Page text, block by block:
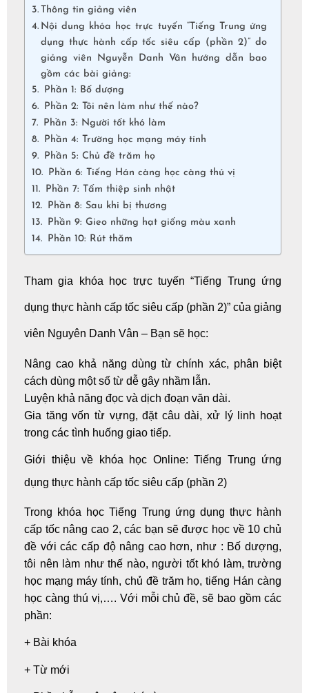
Thông tin giảng viên
Nội dung khóa học trực tuyến “Tiếng Trung ứng
dụng thực hành cấp tốc siêu cấp (phần 2)” do
giảng viên Nguyễn Danh Vân hướng dẫn bao
gồm các bài giảng:
Phần 1: Bố dượng
Phần 2: Tôi nên làm như thế nào?
Phần 3: Người tốt khó làm
Phần 4: Trường học mạng máy tính
Phần 5: Chủ đề trăm họ
Phần 6: Tiếng Hán càng học càng thú vị
Phần 7: Tấm thiệp sinh nhật
Phần 8: Sau khi bị thương
Phần 9: Gieo những hạt giống màu xanh
Phần 10: Rút thăm
Tham gia khóa học trực tuyến “Tiếng Trung ứng
dụng thực hành cấp tốc siêu cấp (phần 2)” của giảng
viên Nguyên Danh Vân – Bạn sẽ học:
Nâng cao khả năng dùng từ chính xác, phân biệt
cách dùng một số từ dễ gây nhầm lẫn.
Luyện khả năng đọc và dịch đoạn văn dài.
Gia tăng vốn từ vựng, đặt câu dài, xử lý linh hoạt
trong các tình huống giao tiếp.
Giới thiệu về khóa học Online: Tiếng Trung ứng
dụng thực hành cấp tốc siêu cấp (phần 2)
Trong khóa họcTiếng Trung ứng dụng thực hành
cấp tốc nâng cao 2, các bạn sẽ được học về 10 chủ
đề với các cấp độ nâng cao hơn, như : Bố dượng,
tôi nên làm như thế nào, người tốt khó làm, trường
học mạng máy tính, chủ đề trăm họ, tiếng Hán càng
học càng thú vị,…. Với mỗi chủ đề, sẽ bao gồm các
phần:
+ Bài khóa
+ Từ mới